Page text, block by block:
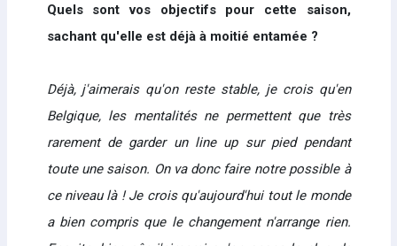
Quels sont vos objectifs pour cette saison,
sachant qu'elle est déjà à moitié entamée ?
Déjà, j'aimerais qu'on reste stable, je crois qu'en
Belgique, les mentalités ne permettent que très
rarement de garder un line up sur pied pendant
toute une saison. On va donc faire notre possible à
ce niveau là ! Je crois qu'aujourd'hui tout le monde
a bien compris que le changement n'arrange rien.